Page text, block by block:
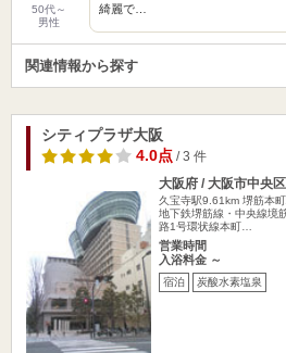
50代～
男性
綺麗で…
関連情報から探す
シティプラザ大阪
4.0点/ 3 件
大阪府 / 大阪市中央区
久宝寺駅9.61km 堺筋本
地下鉄堺筋線・中央線境
路1号環状線本町…
営業時間
入浴料金 ～
宿泊 炭酸水素塩泉